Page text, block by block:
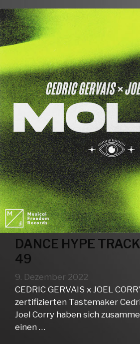
DANCE HYPE
49
9. Dezember 2022
CEDRIC GERVAIS x JOEL
zertifizierten Tastemaker
Joel Corry haben sich
einen …